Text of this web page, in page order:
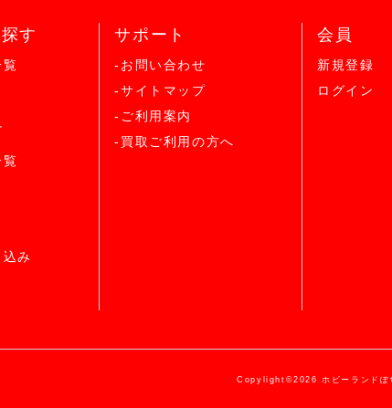
す
み
サポート
-お問い合わせ
-サイトマップ
-ご利用案内
-買取ご利用の方へ
会員
新規登録
ログイン
Copylight©2026 ホビーランド